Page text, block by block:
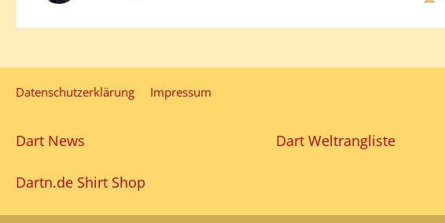
Datenschutzerklärung Impressum
Dart News Dart Weltrangliste
Dartn.de Shirt Shop